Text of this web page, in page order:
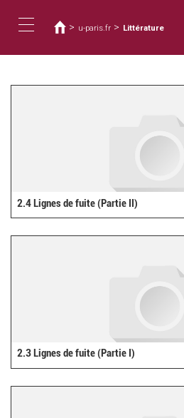
容
在
這
裡
> u-paris.fr > Littérature
2.4 Lignes de fuite (Partie II)
2.3 Lignes de fuite (Partie I)